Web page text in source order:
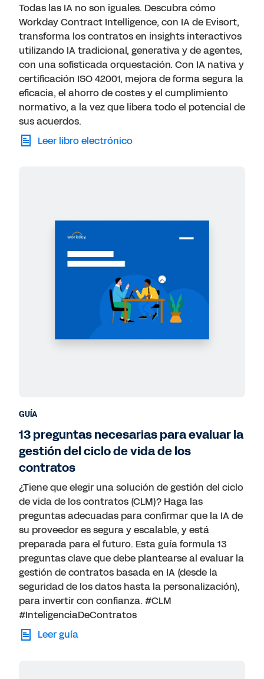
Todas las IA no son iguales. Descubra cómo
Workday Contract Intelligence, con IA de Evisort,
transforma los contratos en insights interactivos
utilizando IA tradicional, generativa y de agentes,
con una sofisticada orquestación. Con IA nativa y
certificación ISO 42001, mejora de forma segura la
eficacia, el ahorro de costes y el cumplimiento
normativo, a la vez que libera todo el potencial de
sus acuerdos.
Leer libro electrónico
GUÍA
13 preguntas necesarias para evaluar la
gestión del ciclo de vida de los
contratos
¿Tiene que elegir una solución de gestión del ciclo
de vida de los contratos (CLM)? Haga las
preguntas adecuadas para confirmar que la IA de
su proveedor es segura y escalable, y está
preparada para el futuro. Esta guía formula 13
preguntas clave que debe plantearse al evaluar la
gestión de contratos basada en IA (desde la
seguridad de los datos hasta la personalización),
para invertir con confianza. #CLM
#InteligenciaDeContratos
Leer guía